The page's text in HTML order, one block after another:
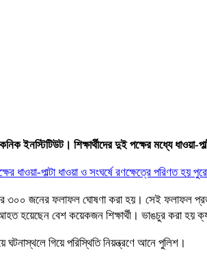
ইনস্টিটিউট। শিক্ষার্থীদের দুই পক্ষের মধ্যে
ধাওয়া-পাল্টা ধাওয়া ও সংঘর্ষে রণক্ষেত্রে পরিণত হয়
৩০০ জনের ফলাফল ঘোষণা করা হয়। সেই ফলাফল
হয়েছেন বেশ কয়েকজন শিক্ষার্থী। ভাঙচুর করা হয়
গিয়ে পরিস্থিতি নিয়ন্ত্রণে আনে পুলিশ।